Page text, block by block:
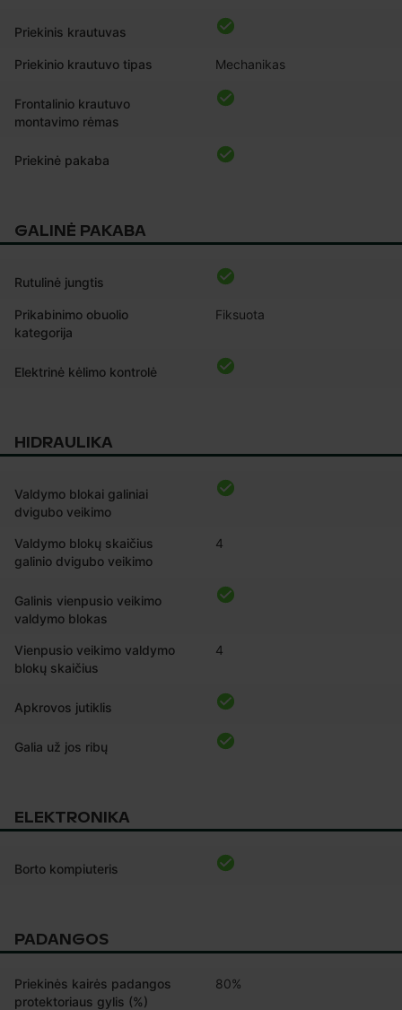
Priekinis krautuvas
Priekinio krautuvo tipas Mechanikas
Frontalinio krautuvo
montavimo rėmas
Priekinė pakaba
GALINĖ PAKABA
Rutulinė jungtis
Prikabinimo obuolio
kategorija
Fiksuota
Elektrinė kėlimo kontrolė
HIDRAULIKA
Valdymo blokai galiniai
dvigubo veikimo
Valdymo blokų skaičius
galinio dvigubo veikimo
4
Galinis vienpusio veikimo
valdymo blokas
Vienpusio veikimo valdymo
blokų skaičius
4
Apkrovos jutiklis
Galia už jos ribų
ELEKTRONIKA
Borto kompiuteris
PADANGOS
Priekinės kairės padangos
protektoriaus gylis (%)
80%